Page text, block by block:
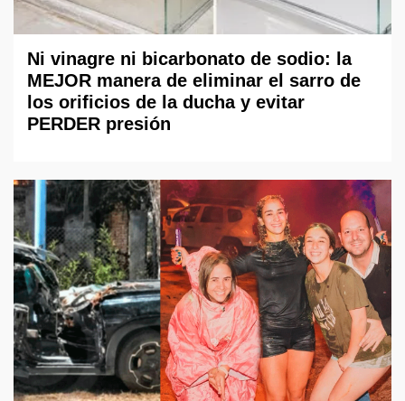
Ni vinagre ni bicarbonato de sodio: la
MEJOR manera de eliminar el sarro de
los orificios de la ducha y evitar
PERDER presión